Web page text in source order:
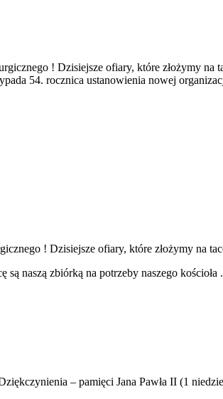
! Dzisiejsze ofiary, które złożymy na
54. rocznica ustanowienia nowej
! Dzisiejsze ofiary, które złożymy na
naszą zbiórką na potrzeby naszego kościoła
– pamięci Jana Pawła II (1